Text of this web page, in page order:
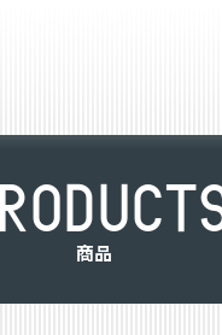
ODUCT
商品